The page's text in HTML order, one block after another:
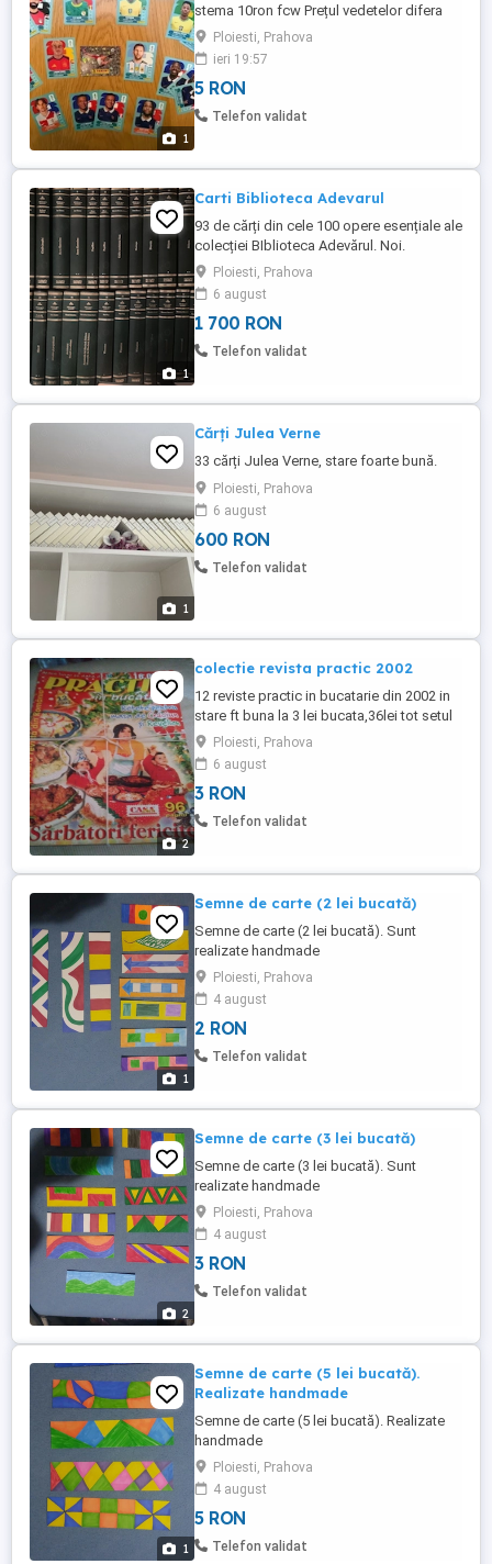
1
stema 10ron fcw Prețul vedetelor difera
Aștept mesajele voastre!! Nu cumparati
anunțul voi trimite 5 stikere
Ploiesti, Prahova
ieri 19:57
5 RON
Telefon validat
1
Carti Biblioteca Adevarul
93 de cărți din cele 100 opere esențiale ale
colecției BIblioteca Adevărul. Noi.
Ploiesti, Prahova
6 august
1 700 RON
Telefon validat
1
Cărți Julea Verne
33 cărți Julea Verne, stare foarte bună.
Ploiesti, Prahova
6 august
600 RON
Telefon validat
2
colectie revista practic 2002
12 reviste practic in bucatarie din 2002 in
stare ft buna la 3 lei bucata,36lei tot setul
Ploiesti, Prahova
6 august
3 RON
Telefon validat
1
Semne de carte (2 lei bucată)
Semne de carte (2 lei bucată). Sunt
realizate handmade
Ploiesti, Prahova
4 august
2 RON
Telefon validat
2
Semne de carte (3 lei bucată)
Semne de carte (3 lei bucată). Sunt
realizate handmade
Ploiesti, Prahova
4 august
3 RON
Telefon validat
1
Semne de carte (5 lei bucată).
Realizate handmade
Semne de carte (5 lei bucată). Realizate
handmade
Ploiesti, Prahova
4 august
5 RON
Telefon validat